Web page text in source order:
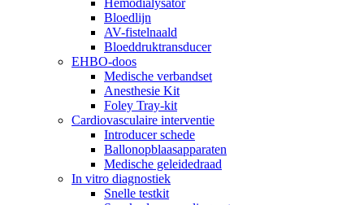
Hemodialysator
Bloedlijn
AV-fistelnaald
Bloeddruktransducer
EHBO-doos
Medische verbandset
Anesthesie Kit
Foley Tray-kit
Cardiovasculaire interventie
Introducer schede
Ballonopblaasapparaten
Medische geleidedraad
In vitro diagnostiek
Snelle testkit